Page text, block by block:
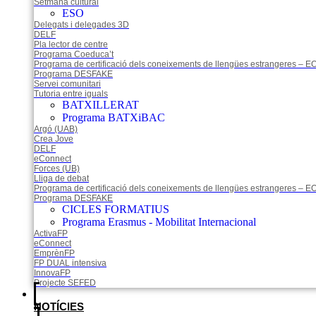
Setmana cultural
ESO
Delegats i delegades 3D
DELF
Pla lector de centre
Programa Coeduca’t
Programa de certificació dels coneixements de llengües estrangeres –
Programa DESFAKE
Servei comunitari
Tutoria entre iguals
BATXILLERAT
Programa BATXiBAC
Argó (UAB)
Crea Jove
DELF
eConnect
Forces (UB)
Lliga de debat
Programa de certificació dels coneixements de llengües estrangeres –
Programa DESFAKE
CICLES FORMATIUS
Programa Erasmus - Mobilitat Internacional
ActivaFP
eConnect
EmprènFP
FP DUAL intensiva
InnovaFP
Projecte SEFED
NOTÍCIES